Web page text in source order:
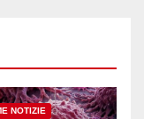
NOTIZIE